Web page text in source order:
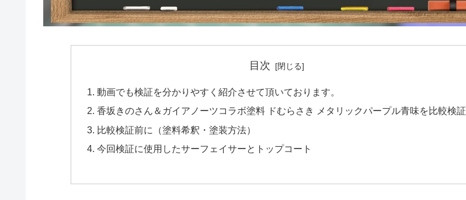
目次
動画でも検証を分かりやすく紹介させて頂いております。
香坂きのさん＆ガイアノーツコラボ塗料 ドむらさき メタリックパープル青味を比較検証
比較検証前に（塗料希釈・塗装方法）
今回検証に使用したサーフェイサーとトップコート